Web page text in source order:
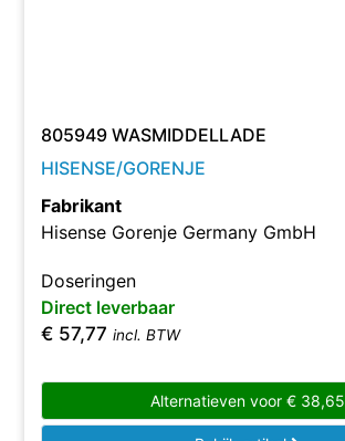
805949 WASMIDDELLADE
HISENSE/GORENJE
Fabrikant
Hisense Gorenje Germany GmbH
Doseringen
Direct leverbaar
€ 57,77 incl. BTW
Alternatieven voor € 38,65